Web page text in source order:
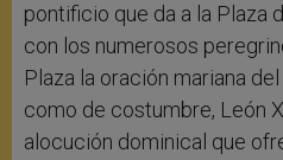
pontificio que da a la Plaza
con los numerosos
Plaza la oración mariana
como de costumbre, León
alocución dominical que